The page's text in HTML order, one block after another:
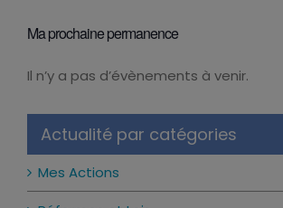
Actualité par catégories
Mes Actions
Réformes et Lois